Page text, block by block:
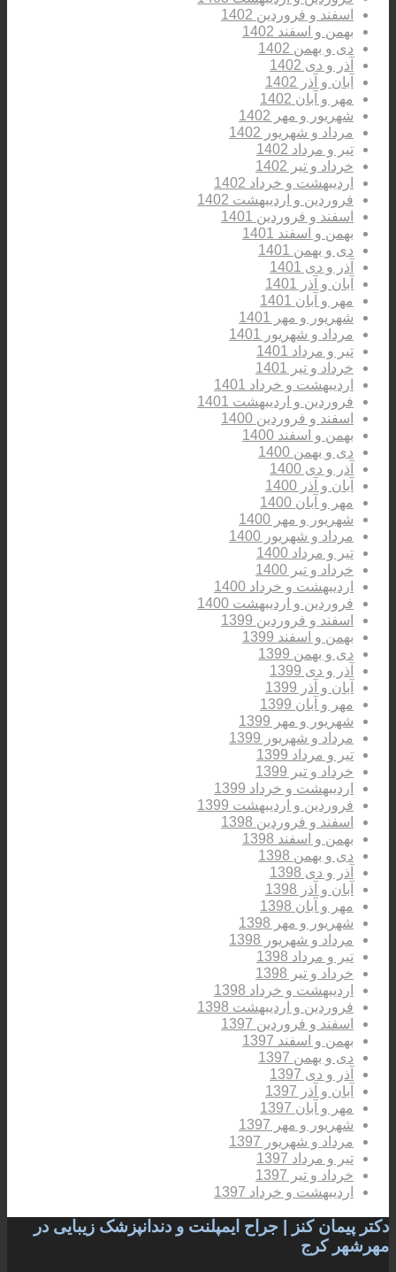
اسفند و فروردین 1402
بهمن و اسفند 1402
دی و بهمن 1402
آذر و دی 1402
آبان و آذر 1402
مهر و آبان 1402
شهریور و مهر 1402
مرداد و شهریور 1402
تیر و مرداد 1402
خرداد و تیر 1402
اردیبهشت و خرداد 1402
فروردین و اردیبهشت 1402
اسفند و فروردین 1401
بهمن و اسفند 1401
دی و بهمن 1401
آذر و دی 1401
آبان و آذر 1401
مهر و آبان 1401
شهریور و مهر 1401
مرداد و شهریور 1401
تیر و مرداد 1401
خرداد و تیر 1401
اردیبهشت و خرداد 1401
فروردین و اردیبهشت 1401
اسفند و فروردین 1400
بهمن و اسفند 1400
دی و بهمن 1400
آذر و دی 1400
آبان و آذر 1400
مهر و آبان 1400
شهریور و مهر 1400
مرداد و شهریور 1400
تیر و مرداد 1400
خرداد و تیر 1400
اردیبهشت و خرداد 1400
فروردین و اردیبهشت 1400
اسفند و فروردین 1399
بهمن و اسفند 1399
دی و بهمن 1399
آذر و دی 1399
آبان و آذر 1399
مهر و آبان 1399
شهریور و مهر 1399
مرداد و شهریور 1399
تیر و مرداد 1399
خرداد و تیر 1399
اردیبهشت و خرداد 1399
فروردین و اردیبهشت 1399
اسفند و فروردین 1398
بهمن و اسفند 1398
دی و بهمن 1398
آذر و دی 1398
آبان و آذر 1398
مهر و آبان 1398
شهریور و مهر 1398
مرداد و شهریور 1398
تیر و مرداد 1398
خرداد و تیر 1398
اردیبهشت و خرداد 1398
فروردین و اردیبهشت 1398
اسفند و فروردین 1397
بهمن و اسفند 1397
دی و بهمن 1397
آذر و دی 1397
آبان و آذر 1397
مهر و آبان 1397
شهریور و مهر 1397
مرداد و شهریور 1397
تیر و مرداد 1397
خرداد و تیر 1397
اردیبهشت و خرداد 1397
دکتر پیمان کنز | جراح ایمپلنت و دندانپزشک زیبایی در
مهرشهر کرج